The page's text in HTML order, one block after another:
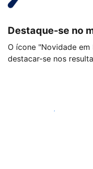
Destaque-se no
O ícone "Novidade
destacar-se nos
Comece hoje mesmo